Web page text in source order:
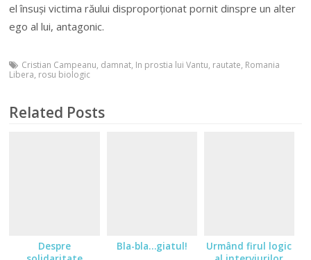
el însuși victima răului disproporționat pornit dinspre un alter
ego al lui, antagonic.
Cristian Campeanu, damnat, In prostia lui Vantu, rautate, Romania
Libera, rosu biologic
Related Posts
Despre
Bla-bla…giatul!
Urmând firul logic